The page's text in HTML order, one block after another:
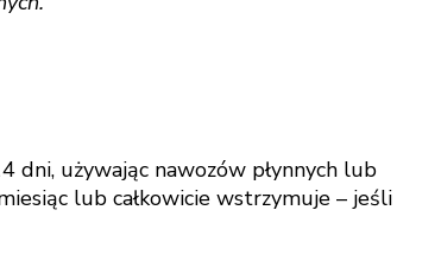
dni, używając nawozów płynnych lub
lub całkowicie wstrzymuje – jeśli